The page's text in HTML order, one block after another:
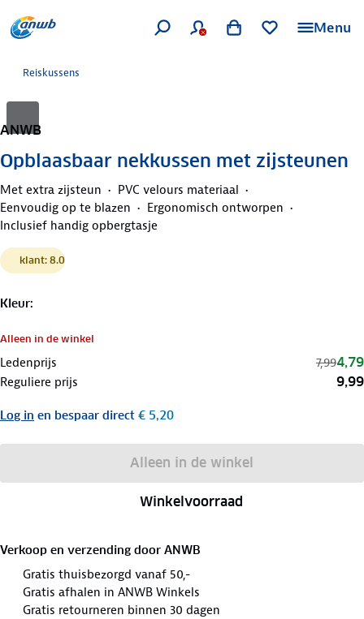
Menu
Reiskussens
ANWB
Opblaasbaar nekkussen met zijsteunen
Met extra zijsteun
PVC velours materiaal
Eenvoudig op te blazen
Ergonomisch ontworpen
Inclusief handig opbergtasje
klant: 8.0
Kleur:
Alleen in de winkel
Ledenprijs 7,994,79
Reguliere prijs 9,99
Log in en bespaar direct € 5,20
Alleen in de winkel
Winkelvoorraad
Verkoop en verzending door ANWB
Gratis thuisbezorgd vanaf 50,-
Gratis afhalen in ANWB Winkels
Gratis retourneren binnen 30 dagen